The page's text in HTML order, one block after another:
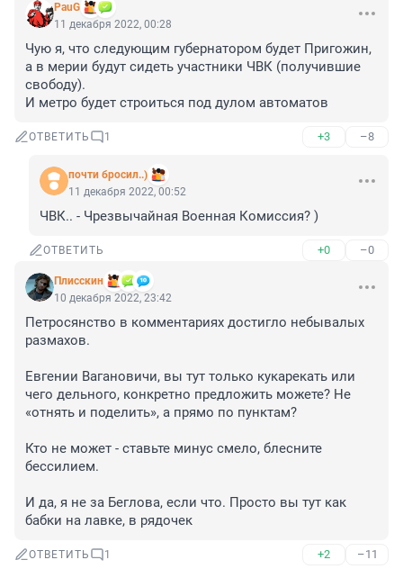
PauG
11 декабря 2022, 00:28
Чую я, что следующим губернатором будет Пригожин,
а в мерии будут сидеть участники ЧВК (получившие
свободу).
И метро будет строиться под дулом автоматов
ОТВЕТИТЬ 1 +3 –8
почти бросил..)
11 декабря 2022, 00:52
ЧВК.. - Чрезвычайная Военная Комиссия? )
ОТВЕТИТЬ +0 –0
Плисскин
10 декабря 2022, 23:42
Петросянство в комментариях достигло небывалых
размахов.
Евгении Вагановичи, вы тут только кукарекать или
чего дельного, конкретно предложить можете? Не
«отнять и поделить», а прямо по пунктам?
Кто не может - ставьте минус смело, блесните
бессилием.
И да, я не за Беглова, если что. Просто вы тут как
бабки на лавке, в рядочек
ОТВЕТИТЬ 1 +2 –11